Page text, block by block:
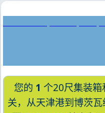
您的 1 个20尺集装箱
关，从天津港到博茨